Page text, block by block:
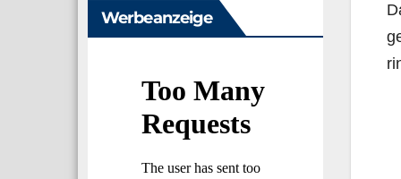
Werbeanzeige